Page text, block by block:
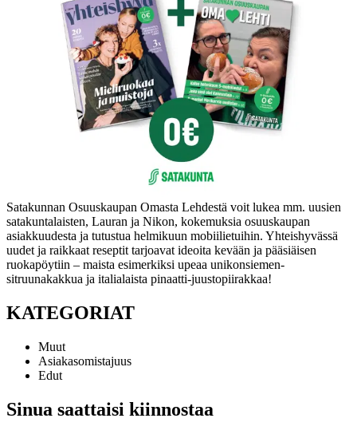
Satakunnan Osuuskaupan Omasta Lehdestä voit lukea mm. uusien
satakuntalaisten, Lauran ja Nikon, kokemuksia osuuskaupan
asiakkuudesta ja tutustua helmikuun mobiilietuihin. Yhteishyvässä
uudet ja raikkaat reseptit tarjoavat ideoita kevään ja pääsiäisen
ruokapöytiin – maista esimerkiksi upeaa unikonsiemen-
sitruunakakkua ja italialaista pinaatti-juustopiirakkaa!
KATEGORIAT
Muut
Asiakasomistajuus
Edut
Sinua saattaisi kiinnostaa